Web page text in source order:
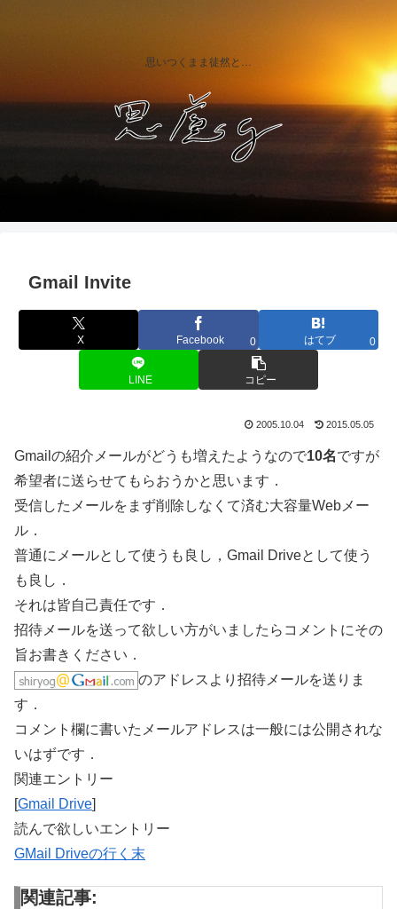
思いつくまま徒然と…
Gmail Invite
X Facebook 0 はてブ 0
LINE コピー
2005.10.04 2015.05.05
Gmailの紹介メールがどうも増えたようなので10名ですが
希望者に送らせてもらおうかと思います．
受信したメールをまず削除しなくて済む大容量Webメー
ル．
普通にメールとして使うも良し，Gmail Driveとして使う
も良し．
それは皆自己責任です．
招待メールを送って欲しい方がいましたらコメントにその
旨お書きください．
のアドレスより招待メールを送りま
す．
コメント欄に書いたメールアドレスは一般には公開されな
いはずです．
関連エントリー
[Gmail Drive]
読んで欲しいエントリー
GMail Driveの行く末
関連記事: